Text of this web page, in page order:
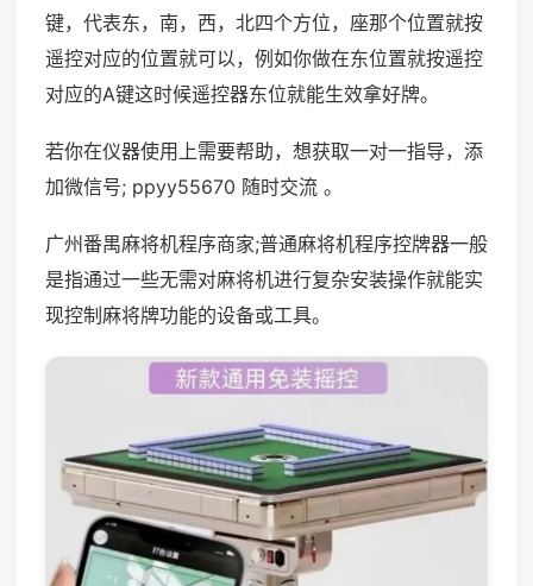
键，代表东，南，西，北四个方位，座那个位置就按
遥控对应的位置就可以，例如你做在东位置就按遥控
对应的A键这时候遥控器东位就能生效拿好牌。
若你在仪器使用上需要帮助，想获取一对一指导，添
加微信号; ppyy55670 随时交流 。
广州番禺麻将机程序商家;普通麻将机程序控牌器一般
是指通过一些无需对麻将机进行复杂安装操作就能实
现控制麻将牌功能的设备或工具。